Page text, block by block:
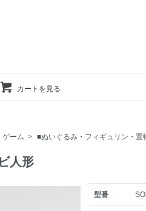
カートを見る
ゲーム > ■ぬいぐるみ・フィギュリン・
人形
型番